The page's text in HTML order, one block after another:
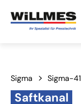
Sigma Sigma-41
Saftkanal